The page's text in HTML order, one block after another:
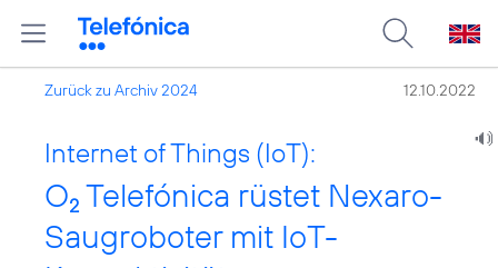
Zurück zu Archiv 2024 12.10.2022
Internet of Things (IoT):
O2 Telefónica rüstet Nexaro-
Saugroboter mit IoT-